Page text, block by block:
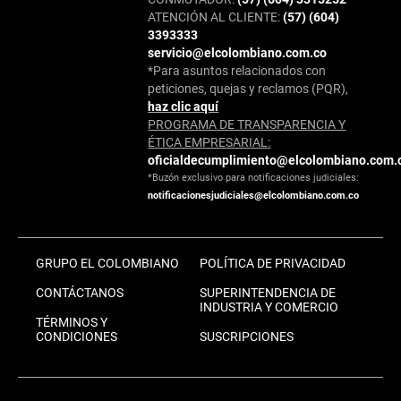
ATENCIÓN AL CLIENTE:(57) (604)
3393333
servicio@elcolombiano.com.co
*Para asuntos relacionados con
peticiones, quejas y reclamos (PQR),
haz clic aquí
PROGRAMA DE TRANSPARENCIA Y
ÉTICA EMPRESARIAL:
*Buzón exclusivo para notificaciones judiciales:
notificacionesjudiciales@elcolombiano.com.co
GRUPO EL COLOMBIANO
CONTÁCTANOS
TÉRMINOS Y
CONDICIONES
POLÍTICA DE PRIVACIDAD
SUPERINTENDENCIA DE
INDUSTRIA Y COMERCIO
SUSCRIPCIONES